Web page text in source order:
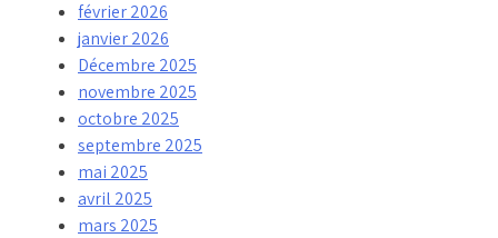
février 2026
janvier 2026
Décembre 2025
novembre 2025
octobre 2025
septembre 2025
mai 2025
avril 2025
mars 2025